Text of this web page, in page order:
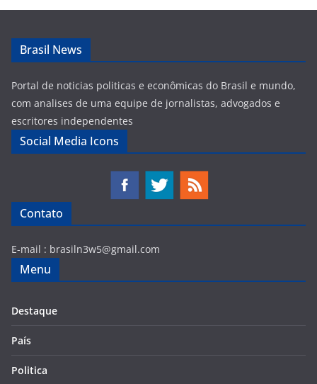
Brasil News
Portal de noticias politicas e econômicas do Brasil e mundo,
com analises de uma equipe de jornalistas, advogados e
escritores independentes
Social Media Icons
Contato
E-mail : brasiln3w5@gmail.com
Menu
Destaque
País
Politica